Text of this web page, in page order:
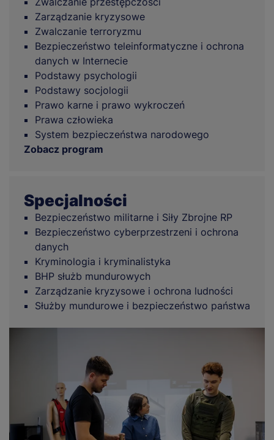
Zarządzanie kryzysowe
Zwalczanie terroryzmu
Bezpieczeństwo teleinformatyczne i ochrona
danych w Internecie
Podstawy psychologii
Podstawy socjologii
Prawo karne i prawo wykroczeń
Prawa człowieka
System bezpieczeństwa narodowego
Zobacz program
Specjalności
Bezpieczeństwo militarne i Siły Zbrojne RP
Bezpieczeństwo cyberprzestrzeni i ochrona
danych
Kryminologia i kryminalistyka
BHP służb mundurowych
Zarządzanie kryzysowe i ochrona ludności
Służby mundurowe i bezpieczeństwo państwa